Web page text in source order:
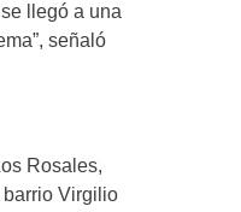
llegó a una
señaló
Rosales,
Virgilio